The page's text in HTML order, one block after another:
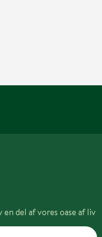
del af vores oase af liv